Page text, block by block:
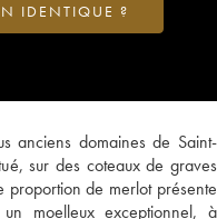
anciens domaines de Saint-
sur des coteaux de graves
de merlot présente
moelleux exceptionnel, à
IDENTIQUE ?